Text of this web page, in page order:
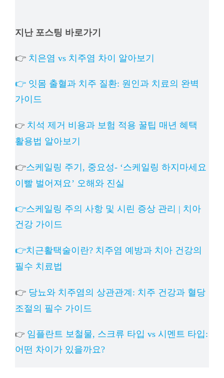
지난 포스팅 바로가기
👉 치은염 vs 치주염 차이 알아보기
👉 잇몸 출혈과 치주 질환: 원인과 치료의 완벽
가이드
👉 치석 제거 비용과 보험 적용 꿀팁 매년 혜택
활용법 알아보기
👉스케일링 주기, 중요성- ‘스케일링 하지마세요
이빨 벌어져요’ 오해와 진실
👉스케일링 주의 사항 및 시린 증상 관리 | 치아
건강 가이드
👉치근활택술이란? 치주염 예방과 치아 건강의
필수 치료법
👉 당뇨와 치주염의 상관관계: 치주 건강과 혈당
조절의 필수 가이드
👉 임플란트 보철물, 스크류 타입 vs 시멘트 타입:
어떤 차이가 있을까요?